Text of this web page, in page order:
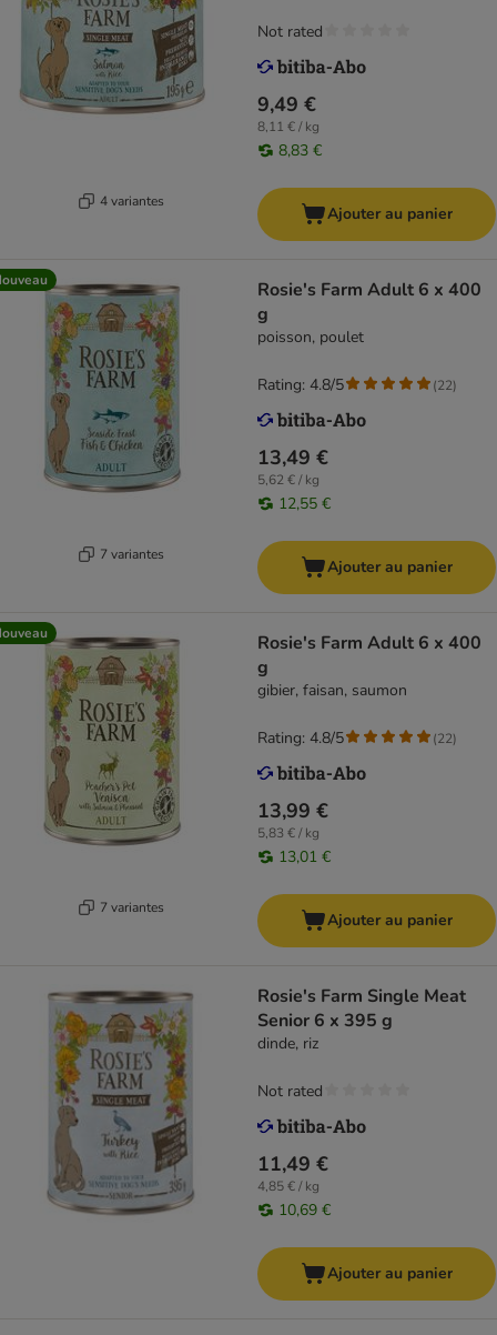
4 variantes
9,49 €
8,11 € / kg
8,83 €
Not rated
Ajouter au panier
7 variantes
Rosie's Farm Adult 6 x 400
g
poisson, poulet
13,49 €
5,62 € / kg
12,55 €
Rating: 4.8/5 (22)
Ajouter au panier
7 variantes
Rosie's Farm Adult 6 x 400
g
gibier, faisan, saumon
13,99 €
5,83 € / kg
13,01 €
Rating: 4.8/5 (22)
Ajouter au panier
Rosie's Farm Single Meat
Senior 6 x 395 g
dinde, riz
11,49 €
4,85 € / kg
10,69 €
Not rated
Ajouter au panier